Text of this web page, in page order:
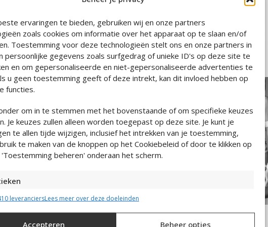
ervaringen te bieden, gebruiken wij en onze partners
zoals cookies om informatie over het apparaat op te slaan en/of
Toestemming voor deze technologieën stelt ons en onze partners in
persoonlijke gegevens zoals surfgedrag of unieke ID's op deze site te
en om gepersonaliseerde en niet-gepersonaliseerde advertenties te
u geen toestemming geeft of deze intrekt, kan dit invloed hebben op
functies.
om in te stemmen met het bovenstaande of om specifieke keuzes
Je keuzes zullen alleen worden toegepast op deze site. Je kunt je
te allen tijde wijzigen, inclusief het intrekken van je toestemming,
te maken van de knoppen op het Cookiebeleid of door te klikken op
beheren' onderaan het scherm.
op een apparaat opslaan en/of openen, De prestaties van advertenties meten,
meten, Publieksgroepen begrijpen aan de hand van statistieken of
van gegevens uit verschillende bronnen.
leveranciersLees meer over deze doeleinden
Accepteren Beheer opties
Ontworpen in eigen atelier in Nederland
Ruim verstelbaar dankzij Adjustable Fit™
Slotje met VoyeurX-gravure
Set van 2, draag los of met ketting